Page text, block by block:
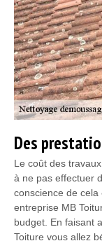
Des
Le coût des
à ne pas effectuer
conscience de cela
entreprise MB
budget. En faisant
Toiture vous allez